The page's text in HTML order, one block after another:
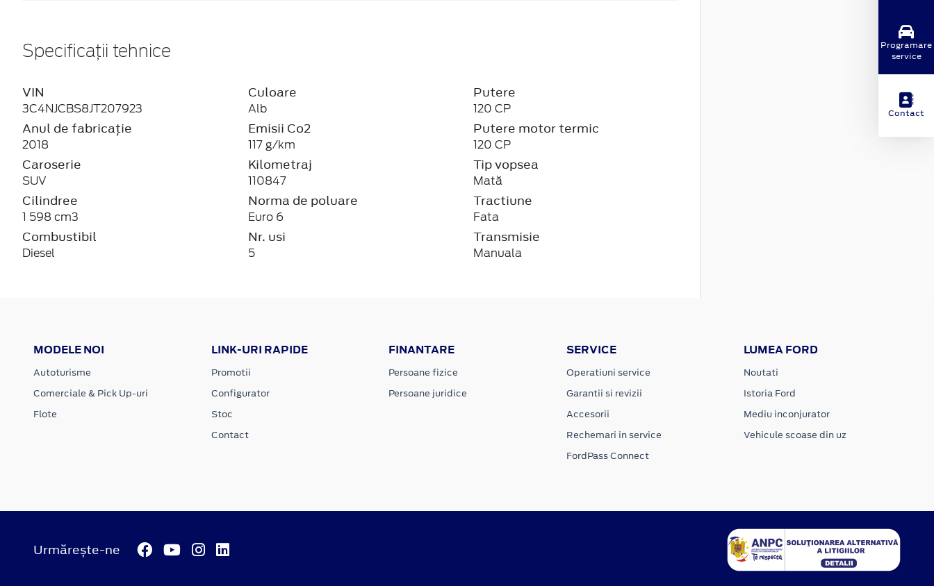
Specificații tehnice
VIN
3C4NJCBS8JT207923
Anul de fabricație
2018
Caroserie
SUV
Cilindree
1 598 cm3
Combustibil
Diesel
Culoare
Alb
Emisii Co2
117 g/km
Kilometraj
110847
Norma de poluare
Euro 6
Nr. usi
5
Putere
120 CP
Putere motor termic
120 CP
Tip vopsea
Mată
Tractiune
Fata
Transmisie
Manuala
MODELE NOI
Autoturisme
Comerciale & Pick Up-uri
Flote
LINK-URI RAPIDE
Promotii
Configurator
Stoc
Contact
FINANTARE
Persoane fizice
Persoane juridice
SERVICE
Operatiuni service
Garantii si revizii
Accesorii
Rechemari in service
FordPass Connect
LUMEA FORD
Noutati
Istoria Ford
Mediu inconjurator
Vehicule scoase din uz
Urmărește-ne
Programare
service
Contact